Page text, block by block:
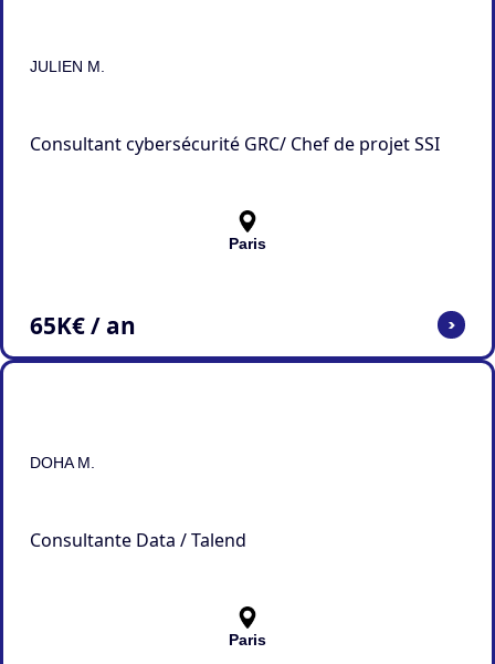
JULIEN M.
Consultant cybersécurité GRC/ Chef de projet SSI
Paris
65K€ / an >
DOHA M.
Consultante Data / Talend
Paris